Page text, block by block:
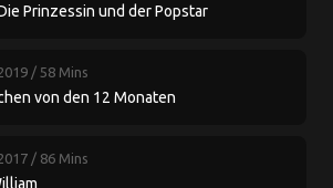
Prinzessin und der Popstar
/ 58 Mins
von den 12 Monaten
/ 86 Mins